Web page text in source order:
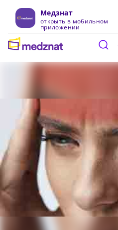
Медзнат
открыть в мобильном
приложении